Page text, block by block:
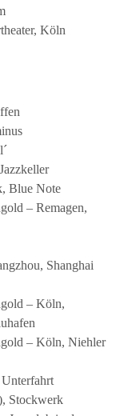
Köln
Blue Note
– Remagen,
Shanghai
– Köln,
– Köln, Niehler
Stockwerk